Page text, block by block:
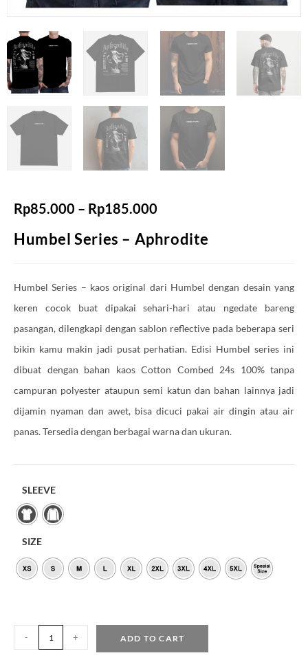
Rp85.000 – Rp185.000
Humbel Series – Aphrodite
Humbel Series – kaos original dari Humbel dengan desain yang
keren cocok buat dipakai sehari-hari atau ngedate bareng
pasangan, dilengkapi dengan sablon reflective pada beberapa seri
bikin kamu makin jadi pusat perhatian. Edisi Humbel series ini
dibuat dengan bahan kaos Cotton Combed 24s 100% tanpa
campuran polyester ataupun semi katun dan bahan lainnya jadi
dijamin nyaman dan awet, bisa dicuci pakai air dingin atau air
panas. Tersedia dengan berbagai warna dan ukuran.
SLEEVE
SIZE
- + ADD TO CART